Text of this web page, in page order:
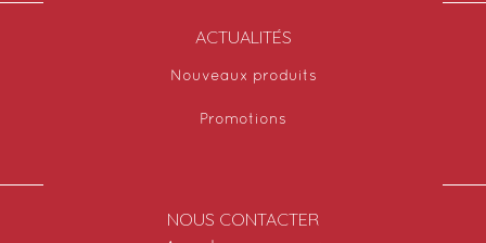
ACTUALITÉS
Nouveaux produits
Promotions
NOUS CONTACTER